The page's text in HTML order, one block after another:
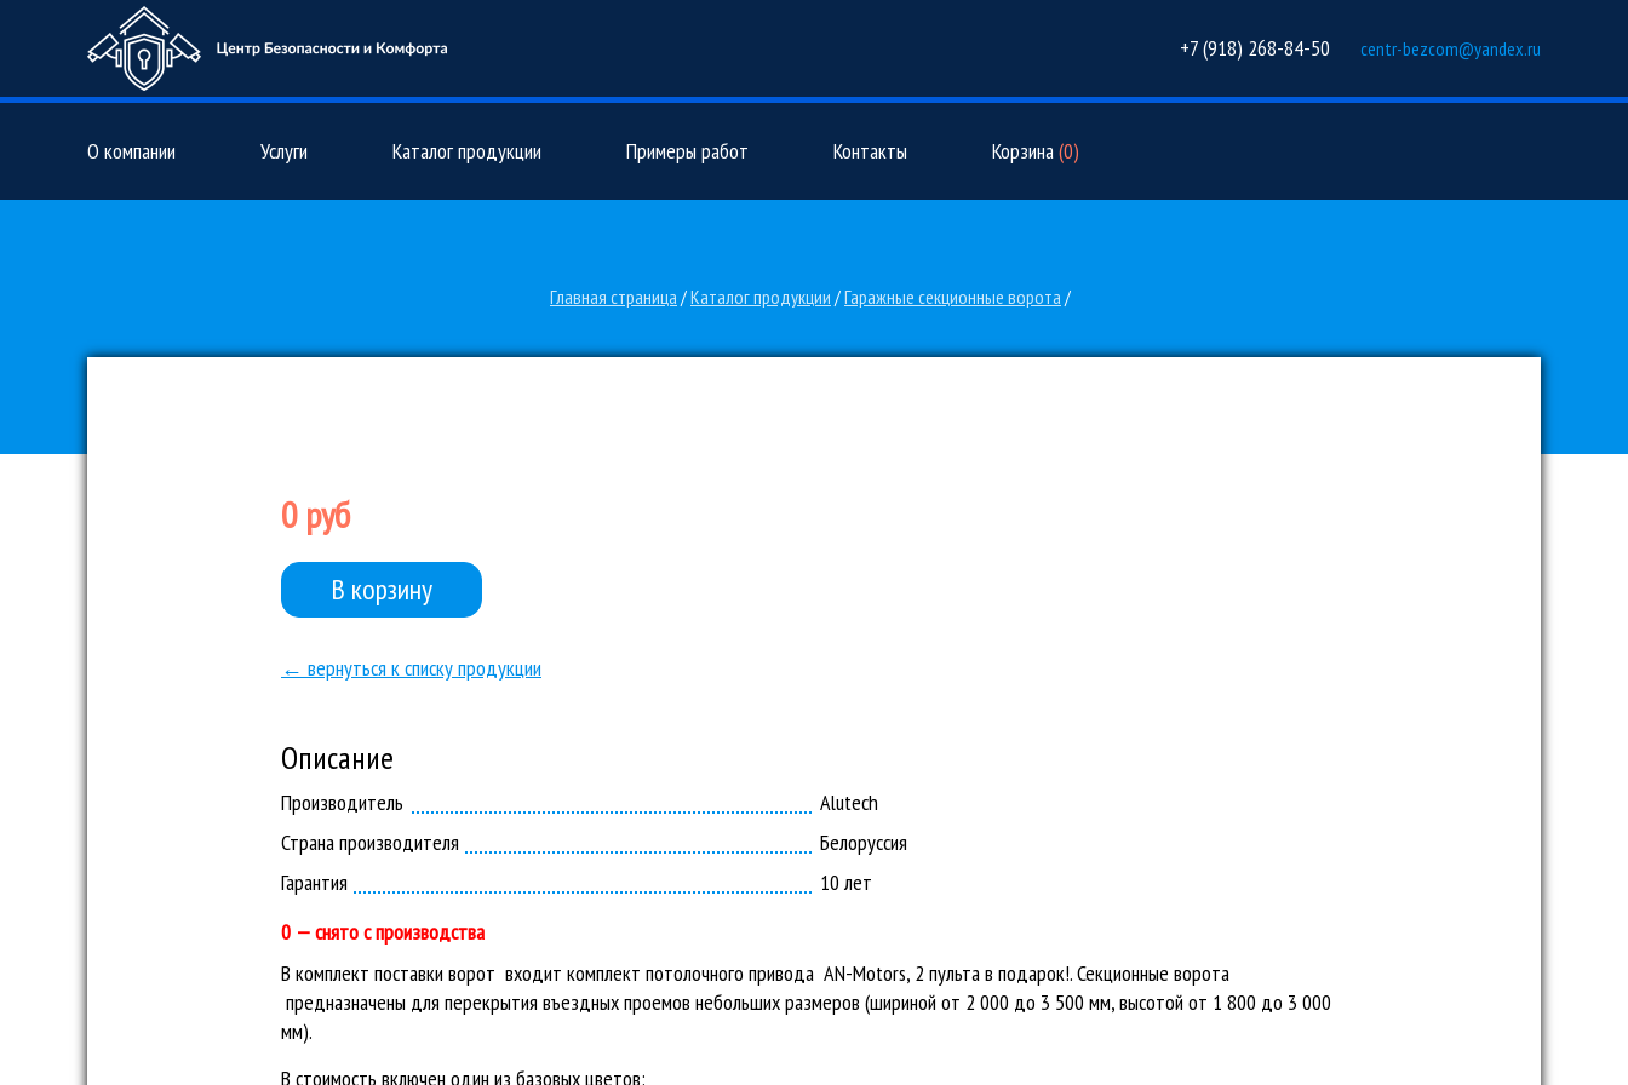
centr-bezcom@yandex.ru
+7 (918) 268-84-50
О компании Услуги Каталог продукции Примеры работ Контакты Корзина(0)
Главная страница /Каталог продукции /Гаражные секционные ворота /
0 руб
В корзину
← вернуться к списку продукции
Описание
Производитель
Alutech
Страна производителя
Белоруссия
Гарантия
10 лет
0 — снято с производства
В комплект поставки ворот входит комплект потолочного привода AN-Motors, 2 пульта в подарок!. Секционные ворота
предназначены для перекрытия въездных проемов небольших размеров (шириной от 2 000 до 3 500 мм, высотой от 1 800 до 3 000
мм).
В стоимость включен один из базовых цветов: